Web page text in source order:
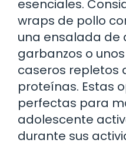
esenciales.
wraps de pollo
una ensalada de
garbanzos o
caseros repletos
proteínas. Estas
perfectas para
adolescente
durante sus